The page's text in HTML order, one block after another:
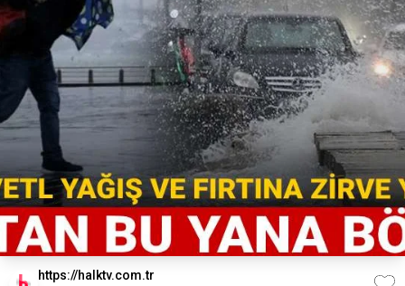
https://halktv.com.tr